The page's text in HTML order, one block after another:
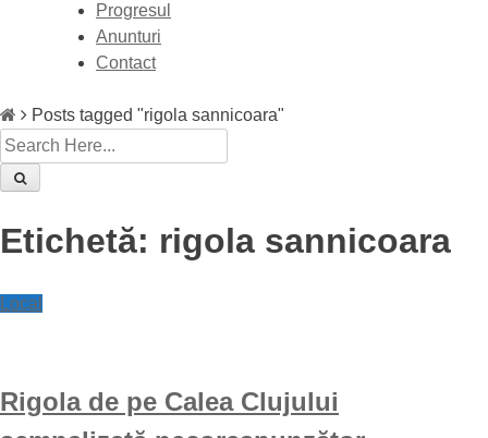
Progresul
Anunturi
Contact
Posts tagged "rigola sannicoara"
Etichetă: rigola sannicoara
Local
Rigola de pe Calea Clujului